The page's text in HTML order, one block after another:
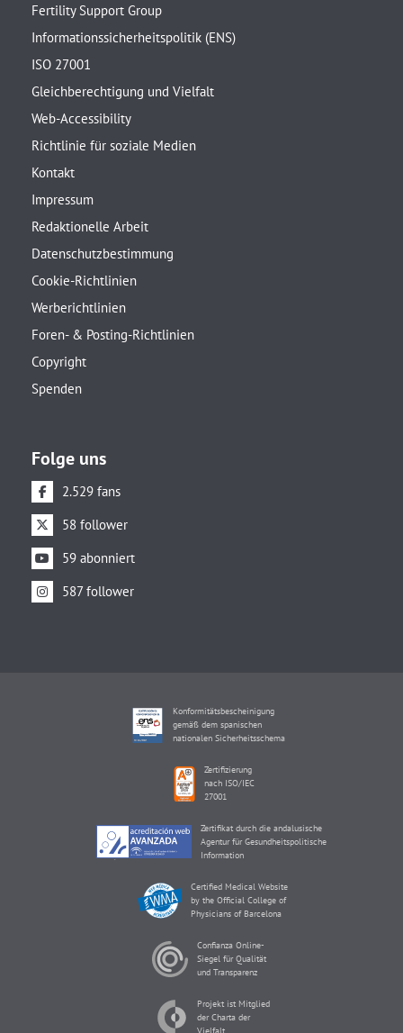
Fertility Support Group
Informationssicherheitspolitik (ENS)
ISO 27001
Gleichberechtigung und Vielfalt
Web-Accessibility
Richtlinie für soziale Medien
Kontakt
Impressum
Redaktionelle Arbeit
Datenschutzbestimmung
Cookie-Richtlinien
Werberichtlinien
Foren- & Posting-Richtlinien
Copyright
Spenden
Folge uns
2.529 fans
58 follower
59 abonniert
587 follower
Konformitätsbescheinigung
gemäß dem spanischen
nationalen Sicherheitsschema
Zertifizierung
nach ISO/IEC
27001
Zertifikat durch die andalusische
Agentur für Gesundheitspolitische
Information
Certified Medical Website
by the Official College of
Physicians of Barcelona
Confianza Online-
Siegel für Qualität
und Transparenz
Projekt ist Mitglied
der Charta der